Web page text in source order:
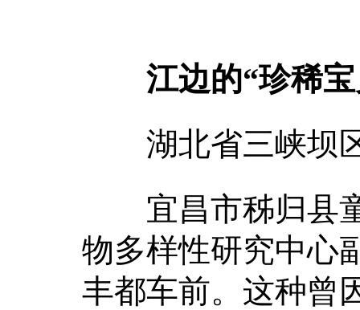
江边的“珍稀
湖北省三峡坝区
宜昌市秭归县童
物多样性研究中心
丰都车前。这种曾